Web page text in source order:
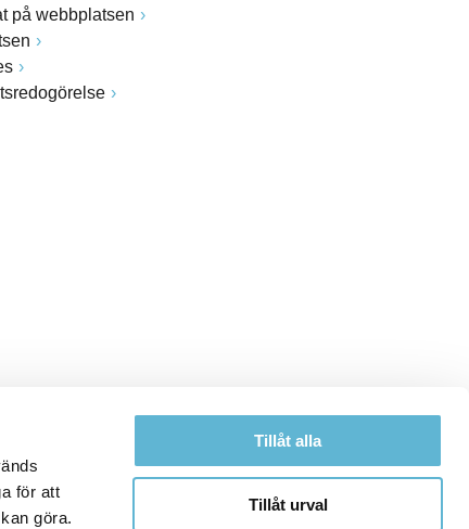
för att
göra.
Tillåt alla
Tillåt urval
på webbplatsen